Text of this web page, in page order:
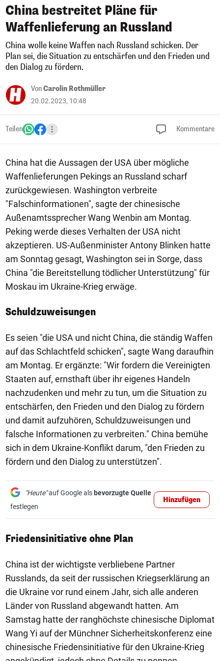
China bestreitet Pläne für
Waffenlieferung an Russland
China wolle keine Waffen nach Russland schicken. Der
Plan sei, die Situation zu entschärfen und den Frieden und
den Dialog zu fördern.
VonCarolin Rothmüller
20.02.2023, 10:48
Teilen Kommentare
China hat die Aussagen der USA über mögliche
Waffenlieferungen Pekings an Russland scharf
zurückgewiesen. Washington verbreite
"Falschinformationen", sagte der chinesische
Außenamtssprecher Wang Wenbin am Montag.
Peking werde dieses Verhalten der USA nicht
akzeptieren. US-Außenminister Antony Blinken hatte
am Sonntag gesagt, Washington sei in Sorge, dass
China "die Bereitstellung tödlicher Unterstützung" für
Moskau im Ukraine-Krieg erwäge.
Schuldzuweisungen
Es seien "die USA und nicht China, die ständig Waffen
auf das Schlachtfeld schicken", sagte Wang daraufhin
am Montag. Er ergänzte: "Wir fordern die Vereinigten
Staaten auf, ernsthaft über ihr eigenes Handeln
nachzudenken und mehr zu tun, um die Situation zu
entschärfen, den Frieden und den Dialog zu fördern
und damit aufzuhören, Schuldzuweisungen und
falsche Informationen zu verbreiten." China bemühe
sich in dem Ukraine-Konflikt darum, "den Frieden zu
fördern und den Dialog zu unterstützen".
"Heute"auf Google als bevorzugte Quelle
festlegen
Hinzufügen
Friedensinitiative ohne Plan
China ist der wichtigste verbliebene Partner
Russlands, da seit der russischen Kriegserklärung an
die Ukraine vor rund einem Jahr, sich alle anderen
Länder von Russland abgewandt hatten. Am
Samstag hatte der ranghöchste chinesische Diplomat
Wang Yi auf der Münchner Sicherheitskonferenz eine
chinesische Friedensinitiative für den Ukraine-Krieg